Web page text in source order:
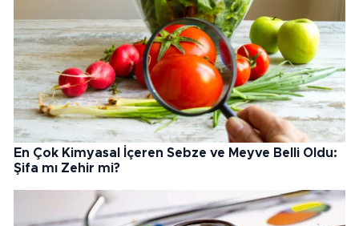
En Çok Kimyasal İçeren Sebze ve Meyve Belli Oldu:
Şifa mı Zehir mi?